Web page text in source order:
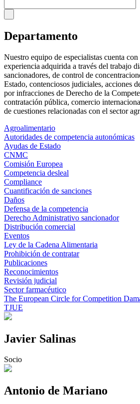
Departamento
Nuestro equipo de especialistas cuenta con
experiencia adquirida a través del trabajo
sancionadores, de control de
Estado, contenciosos judiciales, acciones
por infracciones de Derecho de la
contratación pública, comercio
de cuestiones relacionadas con el sector
Agroalimentario
Autoridades de competencia autonómicas
Ayudas de Estado
CNMC
Comisión Europea
Competencia desleal
Compliance
Cuantificación de sanciones
Daños
Defensa de la competencia
Derecho Administrativo sancionador
Distribución comercial
Eventos
Ley de la Cadena Alimentaria
Prohibición de contratar
Publicaciones
Reconocimientos
Revisión judicial
Sector farmacéutico
The European Circle for Competition
TJUE
Javier Salinas
Socio
Antonio de Mariano